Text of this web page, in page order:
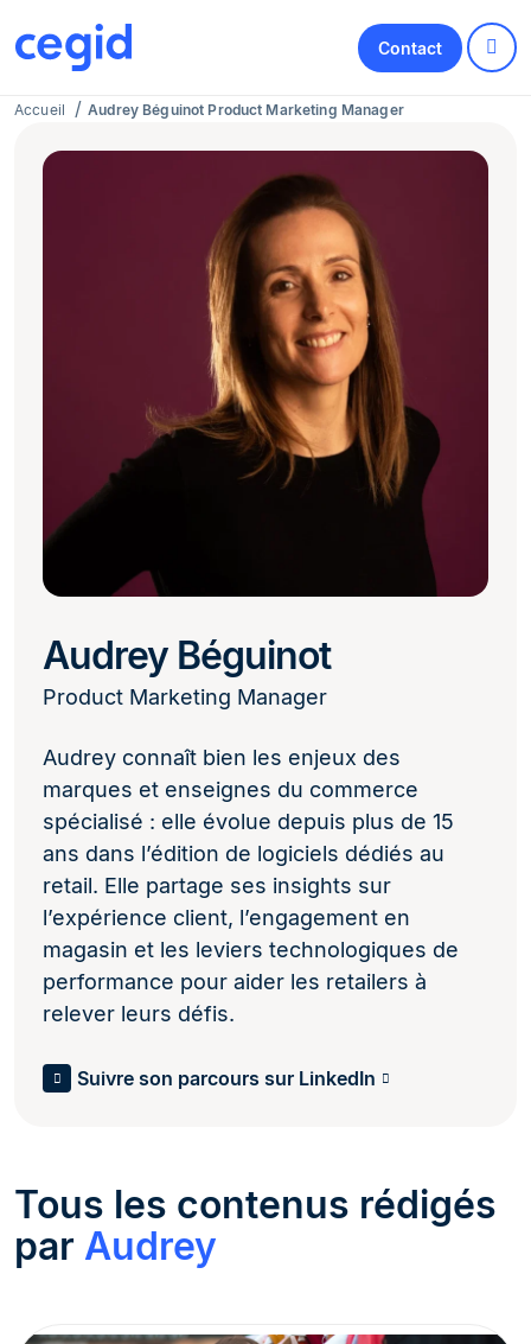
Contact
Accueil Audrey Béguinot Product Marketing Manager
Audrey Béguinot
Product Marketing Manager
Audrey connaît bien les enjeux des
marques et enseignes du commerce
spécialisé : elle évolue depuis plus de 15
ans dans l’édition de logiciels dédiés au
retail. Elle partage ses insights sur
l’expérience client, l’engagement en
magasin et les leviers technologiques de
performance pour aider les retailers à
relever leurs défis.
Suivre son parcours sur LinkedIn
Tous les contenus rédigés
par Audrey